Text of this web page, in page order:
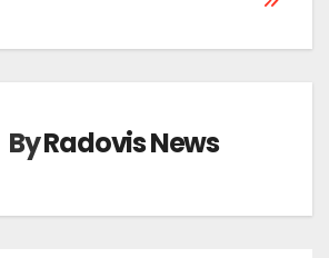
ByRadovis News